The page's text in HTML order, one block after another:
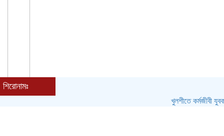
শিরোনামঃ
খুলশীতে কর্মজীবী যুবককে